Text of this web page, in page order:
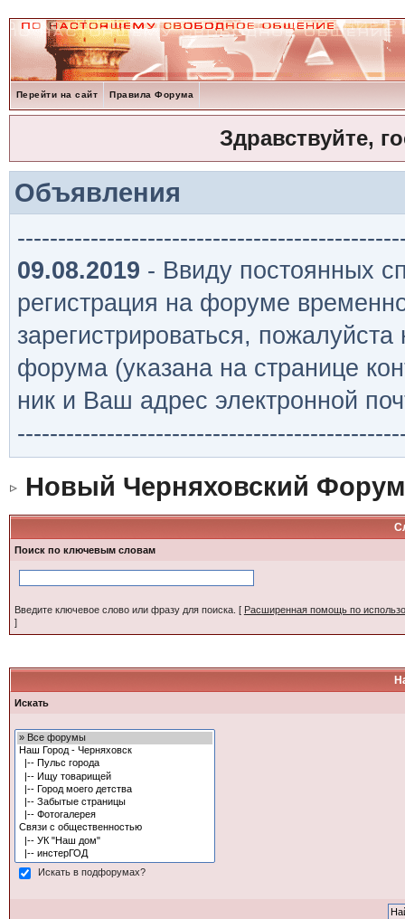
Перейти на сайт Правила Форума
Здравствуйте,
Объявления
09.08.2019 - Ввиду постоянных
регистрация на форуме
зарегистрироваться,
форума (указана на странице
ник и Ваш адрес электронной
Новый Черняховский Форум
Поиск по ключевым словам
Введите ключевое слово или фразу для поиска. [ Расширенная помощь по
]
Искать
Искать в подфорумах?